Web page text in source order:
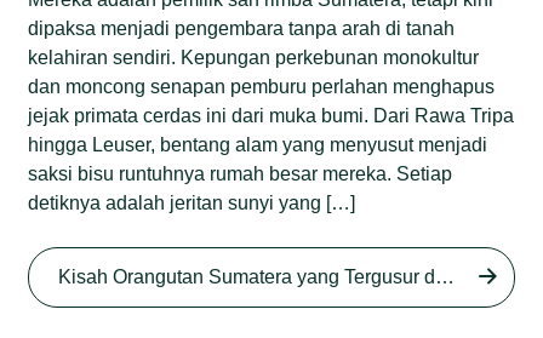
Sumatera di Rawa Tripa
Junaidi Hanafiah 27 Agu 2025
Begini Modus Perburuan
dipaksa menjadi pengembara tanpa arah di tanah
kelahiran sendiri. Kepungan perkebunan monokultur
dan moncong senapan pemburu perlahan menghapus
jejak primata cerdas ini dari muka bumi. Dari Rawa Tripa
hingga Leuser, bentang alam yang menyusut menjadi
saksi bisu runtuhnya rumah besar mereka. Setiap
detiknya adalah jeritan sunyi yang […]
Kisah Orangutan Sumatera yang Tergusur dari Rumah Sendiri series